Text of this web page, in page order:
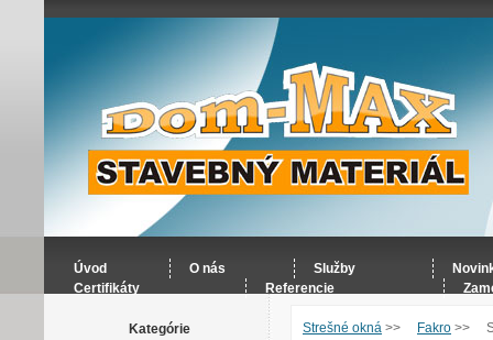
Úvod O nás Služby
Certifikáty
Referencie
Kategórie Strešné okná >> Fakro >>